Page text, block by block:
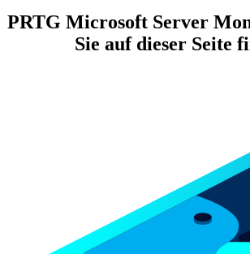
PRTG Microsoft Server
Sie auf dieser Seite